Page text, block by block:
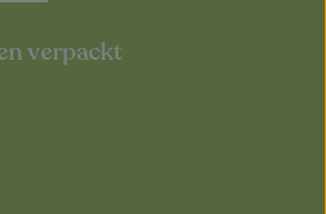
verpackt